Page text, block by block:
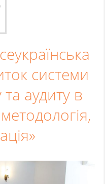
системи
та аудиту в